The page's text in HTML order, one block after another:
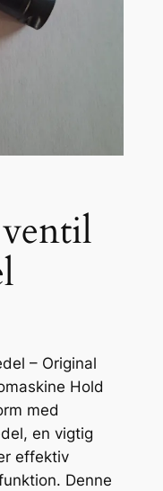
– Original
Hold
med
en vigtig
effektiv
Denne